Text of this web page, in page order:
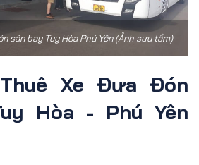
sân bay Tuy Hòa Phú Yên (Ảnh sưu tầm)
Xe Đưa Đón
Hòa - Phú Yên